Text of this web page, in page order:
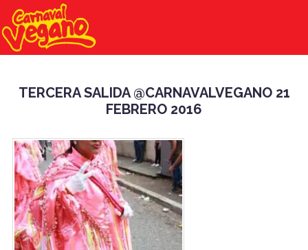
TERCERA SALIDA @CARNAVALVEGANO 21
FEBRERO 2016